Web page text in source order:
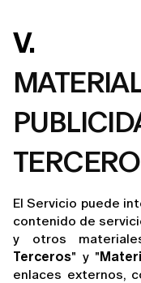
V.
El Servicio puede
contenido de
y otros
Terceros" y "
enlaces externos,